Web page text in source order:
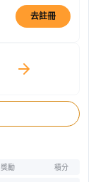
去註冊
獎勵 積分